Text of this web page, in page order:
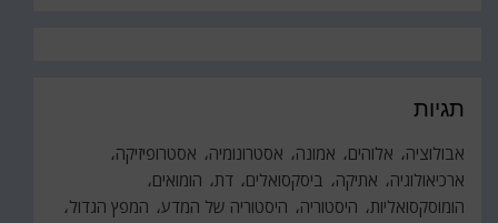
תגיות
אבולוציה אלוהים אמונה אסטרונומיה
אסטרופיזיקה
ארכיאולוגיה
אתיקה ביסקסואלים דת הומואים
הומוסקסואליות היסטוריה היסטוריה של המדע המפץ הגדול